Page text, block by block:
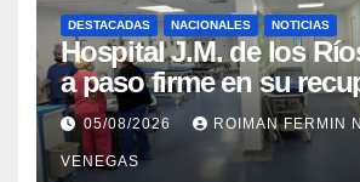
DESTACADAS NACIONALES NOTICIAS
Hospital J.M. de los
a paso firme en su
tras los recientes
sísmicos
05/08/2026 ROIMAN FERMIN
VENEGAS